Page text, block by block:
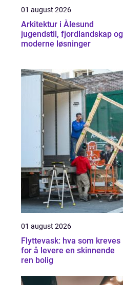
01 august 2026
Arkitektur i Ålesund
jugendstil, fjordlandskap og
moderne løsninger
01 august 2026
Flyttevask: hva som kreves
for å levere en skinnende
ren bolig